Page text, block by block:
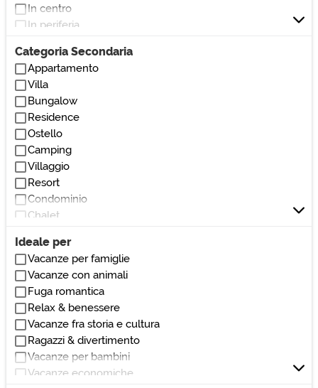
In centro
In periferia
Vicino al lago
Vicino stazione
Vicino parchi/giardini
Vicino bar/ristoranti
Vicino club/discoteche
Vicino stadio
Vicino ospedali/cliniche
Vicino monumenti/zone di interesse
Vicino università
Vicino centri commerciali
Vicino autostrada
Vicino teatri/cinema
Categoria Secondaria
Appartamento
Villa
Bungalow
Residence
Ostello
Camping
Villaggio
Resort
Condominio
Chalet
Loft
Villetta a schiera
Dormitorio
Affittacamere
Locanda
Pensione
Dimora storica
Masseria
Casale
Ideale per
Vacanze per famiglie
Vacanze con animali
Fuga romantica
Relax & benessere
Vacanze fra storia e cultura
Ragazzi & divertimento
Vacanze per bambini
Vacanze economiche